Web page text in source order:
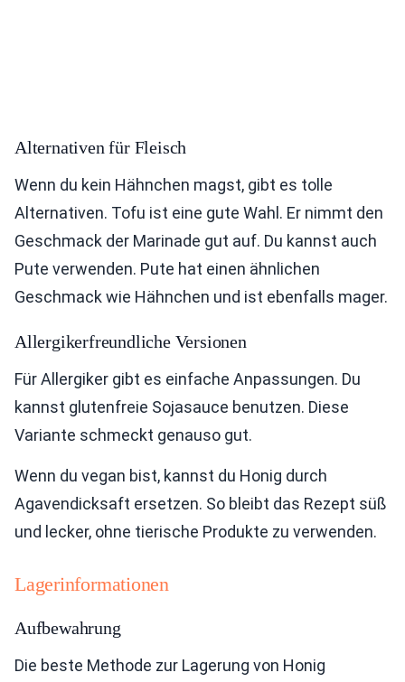
Alternativen für Fleisch
Wenn du kein Hähnchen magst, gibt es tolle
Alternativen. Tofu ist eine gute Wahl. Er nimmt den
Geschmack der Marinade gut auf. Du kannst auch
Pute verwenden. Pute hat einen ähnlichen
Geschmack wie Hähnchen und ist ebenfalls mager.
Allergikerfreundliche Versionen
Für Allergiker gibt es einfache Anpassungen. Du
kannst glutenfreie Sojasauce benutzen. Diese
Variante schmeckt genauso gut.
Wenn du vegan bist, kannst du Honig durch
Agavendicksaft ersetzen. So bleibt das Rezept süß
und lecker, ohne tierische Produkte zu verwenden.
Lagerinformationen
Aufbewahrung
Die beste Methode zur Lagerung von Honig